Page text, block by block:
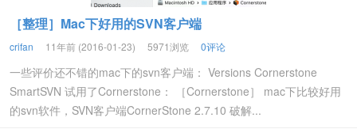
［整理］Mac下好用的SVN客户端
crifan 11年前 (2016-01-23) 5971浏览 0评论
一些评价还不错的mac下的svn客户端： Versions Cornerstone
SmartSVN 试用了Cornerstone： ［Cornerstone］ mac下比较好用
的svn软件，SVN客户端CornerStone 2.7.10 破解...